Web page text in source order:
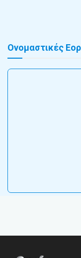
Ονομαστικές